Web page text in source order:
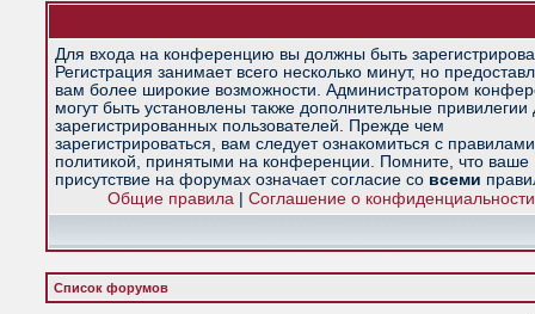
Для входа на конференцию вы должны быть
Регистрация занимает всего несколько минут, но
вам более широкие возможности. Администратором
могут быть установлены также дополнительные привилегии
зарегистрированных пользователей. Прежде чем
зарегистрироваться, вам следует ознакомиться с
политикой, принятыми на конференции. Помните, что ваше
присутствие на форумах означает согласие со всеми
Общие правила| Соглашение о конфиденциальности
Список форумов